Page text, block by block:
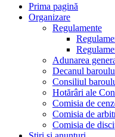
Prima pagină
Organizare
Regulamente
Adunarea
Decanul
Consiliul
Hotărâri ale
Comisia de
Comisia de
Comisia de